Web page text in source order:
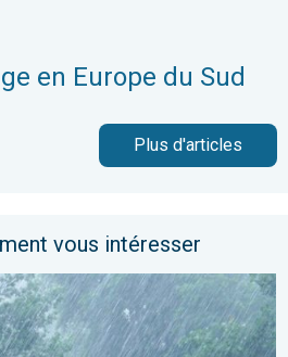
en Europe du Sud
Plus d'articles
vous intéresser
programme. Bulletin météo à 5